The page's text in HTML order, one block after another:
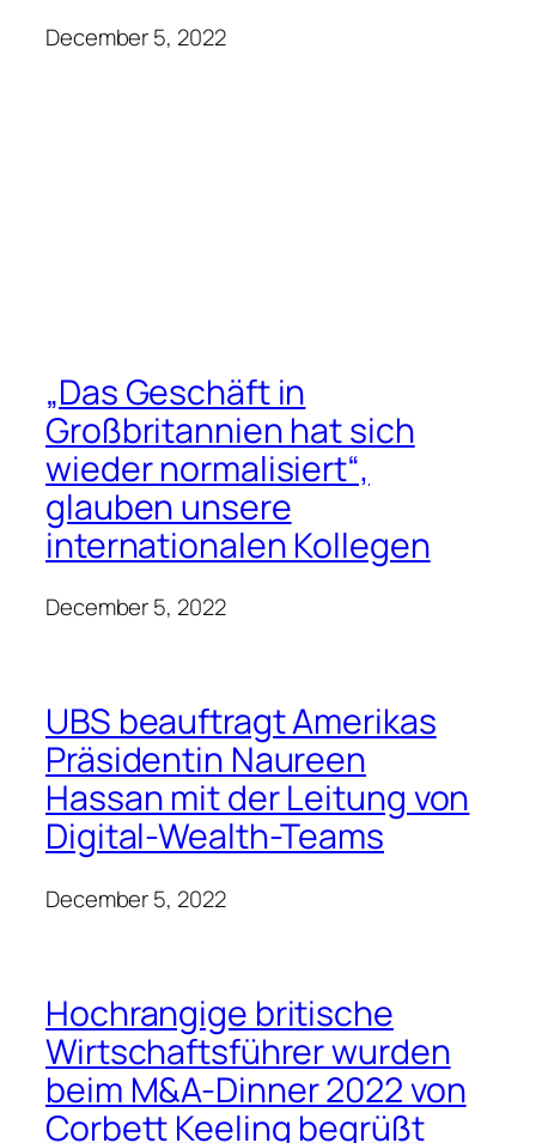
December 5, 2022
„Das Geschäft in
Großbritannien hat sich
wieder normalisiert“,
glauben unsere
internationalen Kollegen
December 5, 2022
UBS beauftragt Amerikas
Präsidentin Naureen
Hassan mit der Leitung von
Digital-Wealth-Teams
December 5, 2022
Hochrangige britische
Wirtschaftsführer wurden
beim M&A-Dinner 2022 von
Corbett Keeling begrüßt